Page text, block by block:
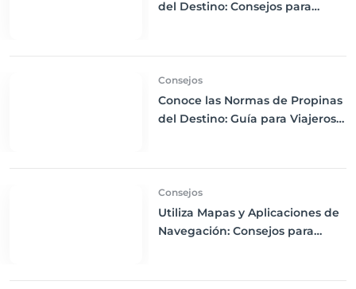
del Destino: Consejos para
Consejos
Conoce las Normas de Propinas
del Destino: Guía para Viajeros
Consejos
Utiliza Mapas y Aplicaciones de
Navegación: Consejos para